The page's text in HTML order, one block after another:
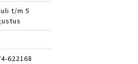
t/m 5
622168